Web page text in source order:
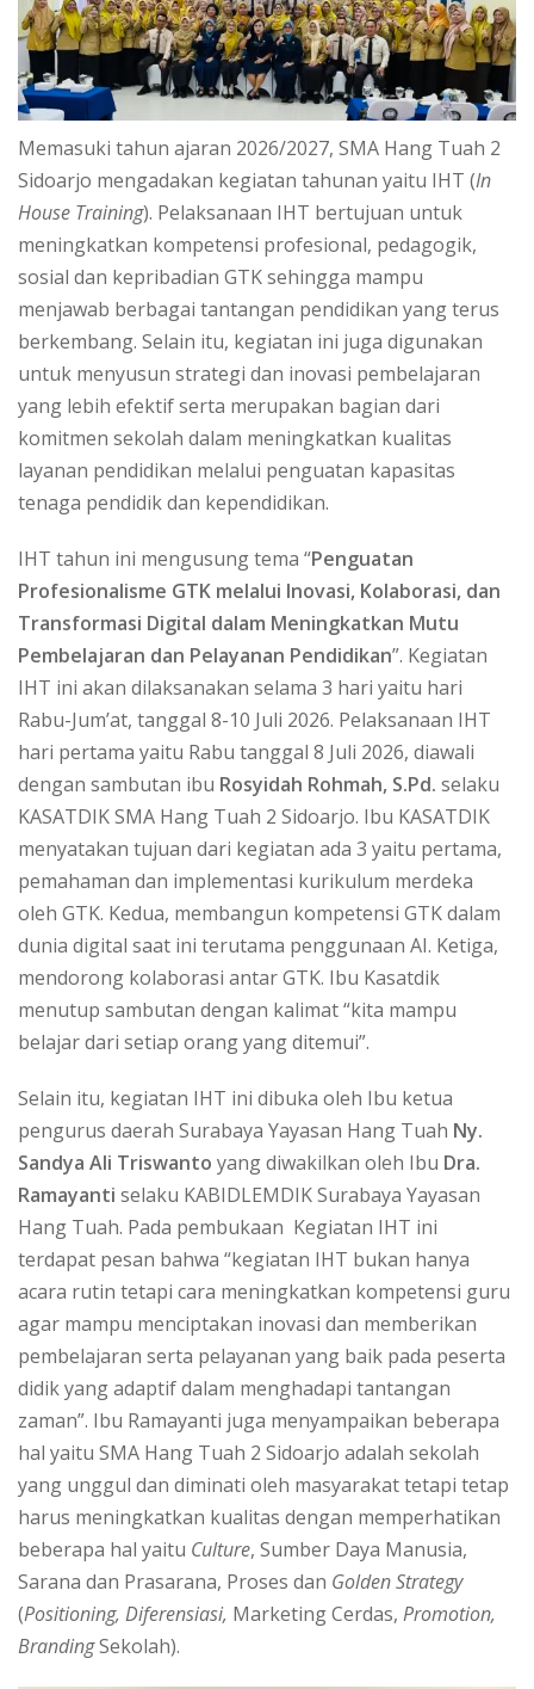
Memasuki tahun ajaran 2026/2027, SMA Hang Tuah 2
Sidoarjo mengadakan kegiatan tahunan yaitu IHT (In
House Training). Pelaksanaan IHT bertujuan untuk
meningkatkan kompetensi profesional, pedagogik,
sosial dan kepribadian GTK sehingga mampu
menjawab berbagai tantangan pendidikan yang terus
berkembang. Selain itu, kegiatan ini juga digunakan
untuk menyusun strategi dan inovasi pembelajaran
yang lebih efektif serta merupakan bagian dari
komitmen sekolah dalam meningkatkan kualitas
layanan pendidikan melalui penguatan kapasitas
tenaga pendidik dan kependidikan.
IHT tahun ini mengusung tema “Penguatan
Profesionalisme GTK melalui Inovasi, Kolaborasi, dan
Transformasi Digital dalam Meningkatkan Mutu
Pembelajaran dan Pelayanan Pendidikan”. Kegiatan
IHT ini akan dilaksanakan selama 3 hari yaitu hari
Rabu-Jum’at, tanggal 8-10 Juli 2026. Pelaksanaan IHT
hari pertama yaitu Rabu tanggal 8 Juli 2026, diawali
dengan sambutan ibu Rosyidah Rohmah, S.Pd. selaku
KASATDIK SMA Hang Tuah 2 Sidoarjo. Ibu KASATDIK
menyatakan tujuan dari kegiatan ada 3 yaitu pertama,
pemahaman dan implementasi kurikulum merdeka
oleh GTK. Kedua, membangun kompetensi GTK dalam
dunia digital saat ini terutama penggunaan AI. Ketiga,
mendorong kolaborasi antar GTK. Ibu Kasatdik
menutup sambutan dengan kalimat “kita mampu
belajar dari setiap orang yang ditemui”.
Selain itu, kegiatan IHT ini dibuka oleh Ibu ketua
pengurus daerah Surabaya Yayasan Hang Tuah Ny.
Sandya Ali Triswanto yang diwakilkan oleh Ibu Dra.
Ramayanti selaku KABIDLEMDIK Surabaya Yayasan
Hang Tuah. Pada pembukaan Kegiatan IHT ini
terdapat pesan bahwa “kegiatan IHT bukan hanya
acara rutin tetapi cara meningkatkan kompetensi guru
agar mampu menciptakan inovasi dan memberikan
pembelajaran serta pelayanan yang baik pada peserta
didik yang adaptif dalam menghadapi tantangan
zaman”. Ibu Ramayanti juga menyampaikan beberapa
hal yaitu SMA Hang Tuah 2 Sidoarjo adalah sekolah
yang unggul dan diminati oleh masyarakat tetapi tetap
harus meningkatkan kualitas dengan memperhatikan
beberapa hal yaitu Culture, Sumber Daya Manusia,
Sarana dan Prasarana, Proses dan Golden Strategy
(Positioning, Diferensiasi, Marketing Cerdas, Promotion,
BrandingSekolah).